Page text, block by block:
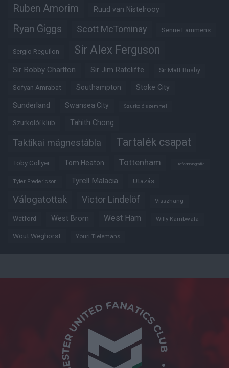
Ruben Amorim Ruud van Nistelrooy
Ryan Giggs Scott McTominay Senne Lammens
Sergio Reguilon Sir Alex Ferguson
Sir Bobby Charlton Sir Jim Ratcliffe Sir Matt Busby
Sofyan Amrabat Southampton Stoke City
Sunderland Swansea City Szurkoló szemmel
Szurkolói klub Tahith Chong
Taktikai mágnestábla Tartalék csapat
Toby Collyer Tom Heaton Tottenham Trófeabibliográfia
Tyler Fredericson Tyrell Malacia Utazás
Válogatottak Victor Lindelöf Visszhang
Watford West Brom West Ham Willy Kambwala
Wout Weghorst Youri Tielemans